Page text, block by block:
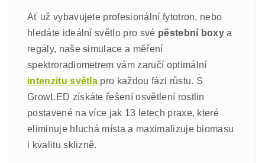
Ať už vybavujete profesionální fytotron, nebo
hledáte ideální světlo pro své pěstební boxy a
regály, naše simulace a měření
spektroradiometrem vám zaručí optimální
intenzitu světla pro každou fázi růstu. S
GrowLED získáte řešení osvětlení rostlin
postavené na více jak 13 letech praxe, které
eliminuje hluchá místa a maximalizuje biomasu
i kvalitu sklizně.